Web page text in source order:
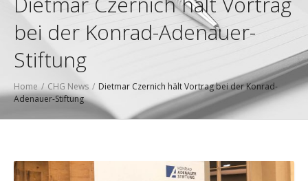
bei der Konrad-Adenauer-
Stiftung
Home / CHG News / Dietmar Czernich hält Vortrag bei der Konrad-
Adenauer-Stiftung